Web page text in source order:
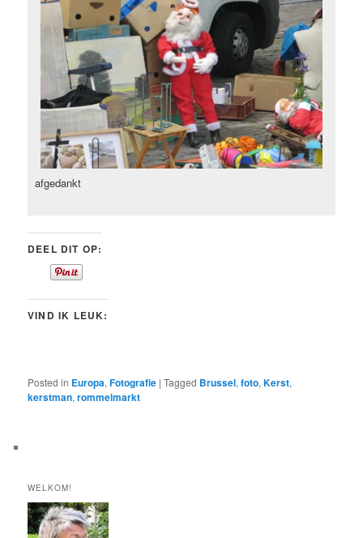
afgedankt
DEEL DIT OP:
VIND IK LEUK:
Posted in Europa,Fotografie |Tagged Brussel,foto,Kerst,
kerstman,rommelmarkt
WELKOM!